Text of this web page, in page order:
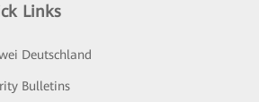
Links
Deutschland
Bulletins